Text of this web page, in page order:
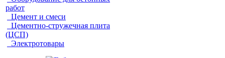
работ
Цемент и смеси
Цементно-стружечная плита
(ЦСП)
Электротовары